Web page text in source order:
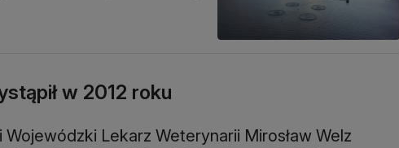
w 2012 roku
Lekarz Weterynarii Mirosław Welz